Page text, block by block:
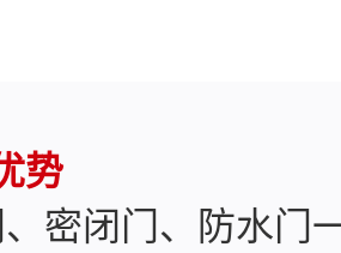
势
密闭门、防水门